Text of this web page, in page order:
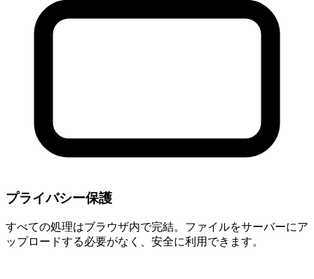
プライバシー保護
すべての処理はブラウザ内で完結。ファイルをサーバーにア
ップロードする必要がなく、安全に利用できます。